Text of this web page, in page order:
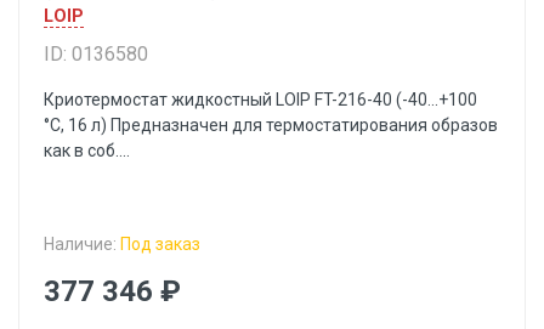
LOIP
ID: 0136580
Криотермостат жидкостный LOIP FT-216-40 (-40…+100
°С, 16 л) Предназначен для термостатирования образов
как в соб....
Наличие: Под заказ
377 346 ₽